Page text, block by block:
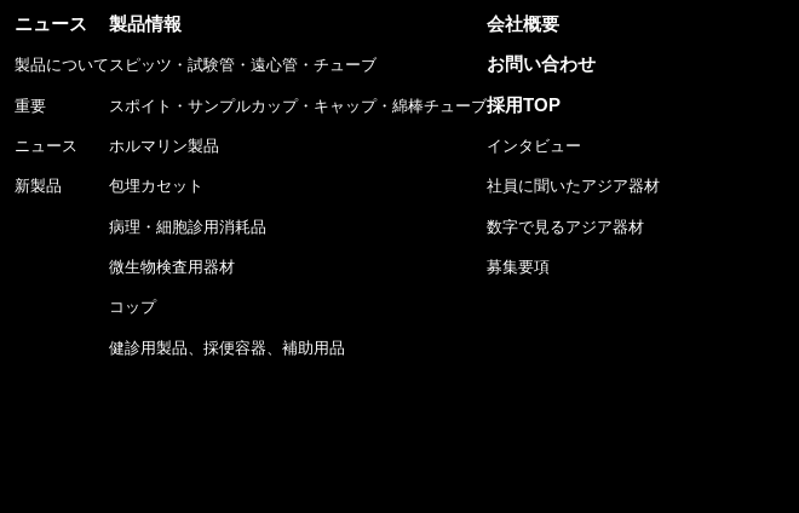
ニュース
製品について
重要
ニュース
新製品
製品情報
スピッツ・試験管・遠心管・チューブ
スポイト・サンプルカップ・キャップ・綿棒チューブ
ホルマリン製品
包埋カセット
病理・細胞診用消耗品
微生物検査用器材
コップ
健診用製品、採便容器、補助用品
会社概要
お問い合わせ
採用TOP
インタビュー
社員に聞いたアジア器材
数字で見るアジア器材
募集要項